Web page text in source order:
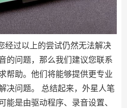
经过以上的尝试仍然无法解决
的问题，那么我们建议您联系
帮助。他们将能够提供更专业
决问题。 总结起来，外星人笔
能是由驱动程序、录音设置、